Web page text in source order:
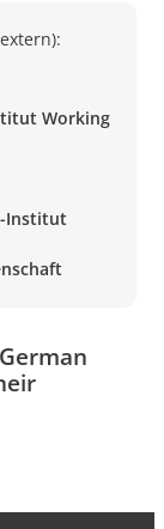
Working
Institut